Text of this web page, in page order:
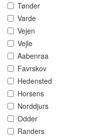
Tønder
Varde
Vejen
Vejle
Aabenraa
Favrskov
Hedensted
Horsens
Norddjurs
Odder
Randers